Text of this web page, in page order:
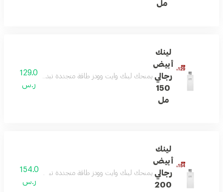
مل
لينك
أبيض
رجالي
150
مل
يمنحك لينك وايت وودز طاقة متجددة تبدأ بالبرغموت
129.0
ر.س
لينك
أبيض
رجالي
200
يمنحك لينك وايت وودز طاقة متجددة تبدأ بالبرغموت
154.0
ر.س